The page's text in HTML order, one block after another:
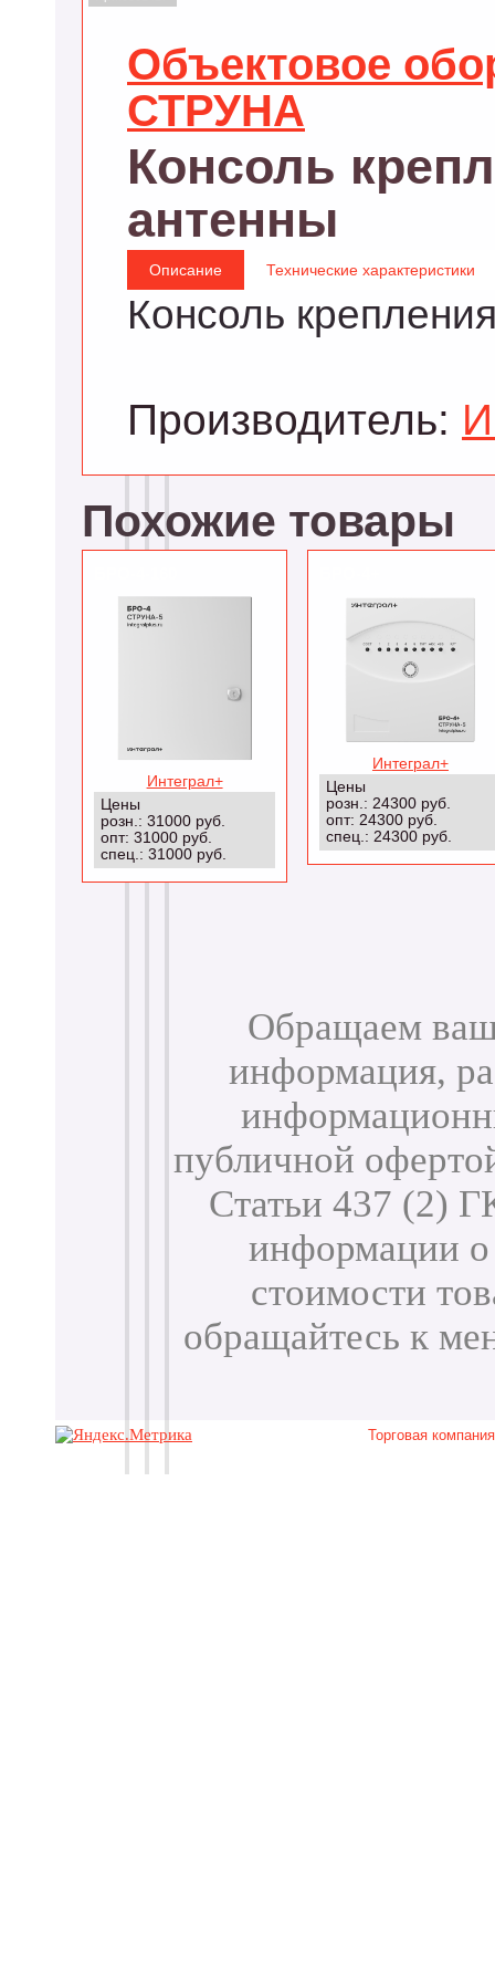
Объектовое
СТРУНА
Консоль
антенны
Описание Технические характеристики
Консоль
Производитель:
Похожие товары
Интеграл+
Цены
розн.: 31000 руб.
опт: 31000 руб.
спец.: 31000 руб.
Интеграл+
Цены
розн.: 24300 руб.
опт: 24300 руб.
спец.: 24300 руб.
Обращаем
информация,
публичной
Статьи 437 (2)
информации о
стоимости
обращайтесь к
Торговая